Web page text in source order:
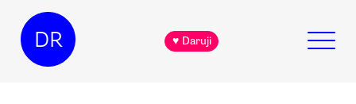
DR ♥ Daruji